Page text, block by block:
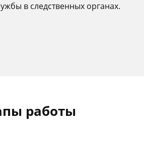
в следственных органах.
работы